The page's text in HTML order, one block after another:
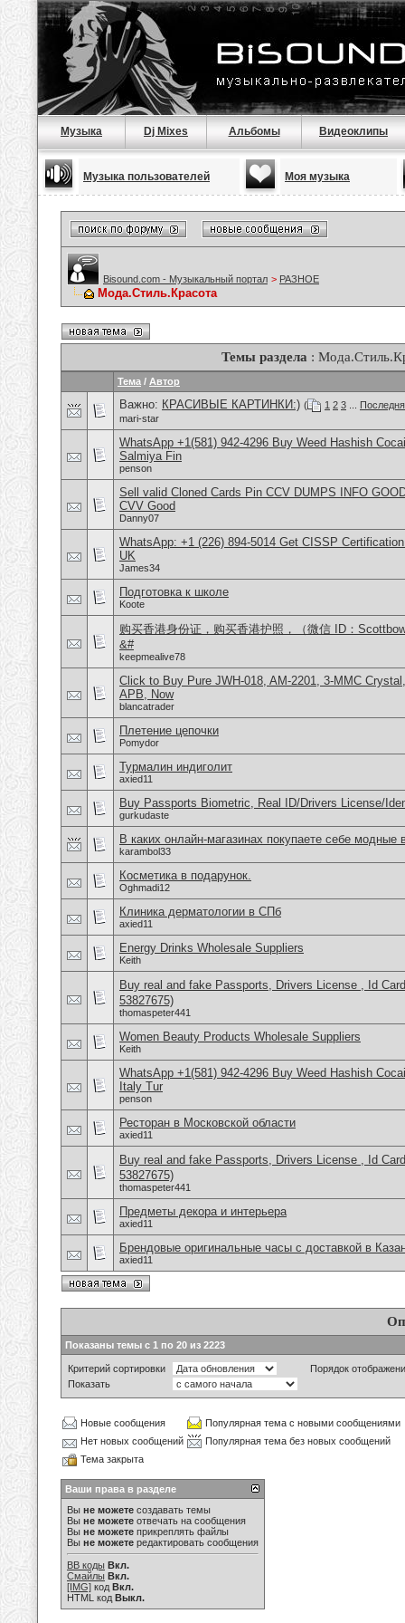
Музыка Dj Mixes Альбомы Видеоклипы
Музыка пользователей Моя музыка
Bisound.com - Музыкальный портал > РАЗНОЕ
Мода.Стиль.Красота
Темы раздела :
Тема / Автор
Важно: КРАСИВЫЕ КАРТИНКИ:) ( 1 2 3
mari-star
WhatsApp +1(581) 942-4296 Buy Weed Hashish
Salmiya Fin
penson
Sell valid Cloned Cards Pin CCV DUMPS INFO
CVV Good
Danny07
WhatsApp: +1 (226) 894-5014​ Get CISSP
UK
James34
Подготовка к школе
Koote
购买香港身份证，购买香港护照，（微信 ID：
&#
keepmealive78
Click to Buy Pure JWH-018, AM-2201, 3-MMC
APB, Now
blancatrader
Плетение цепочки
Pomydor
Турмалин индиголит
axied11
Buy Passports Biometric, Real ID/Drivers License/
gurkudaste
В каких онлайн-магазинах покупаете себе модные
karambol33
Косметика в подарунок.
Oghmadi12
Клиника дерматологии в СПб
axied11
Energy Drinks Wholesale Suppliers
Keith
Buy real and fake Passports, Drivers License , Id
53827675)
thomaspeter441
Women Beauty Products Wholesale Suppliers
Keith
WhatsApp +1(581) 942-4296 Buy Weed Hashish
Italy Tur
penson
Ресторан в Московской области
axied11
Buy real and fake Passports, Drivers License , Id
53827675)
thomaspeter441
Предметы декора и интерьера
axied11
Брендовые оригинальные часы с доставкой в
axied11
Показаны темы с 1 по 20 из 2223
Критерий сортировки
Порядок
Показать
Новые сообщения
Популярная тема с новыми сообщениями
Нет новых сообщений
Популярная тема без новых сообщений
Тема закрыта
Ваши права в разделе
Вы не можете создавать темы
Вы не можете отвечать на сообщения
Вы не можете прикреплять файлы
Вы не можете редактировать сообщения
BB коды Вкл.
Смайлы Вкл.
[IMG] код Вкл.
HTML код Выкл.